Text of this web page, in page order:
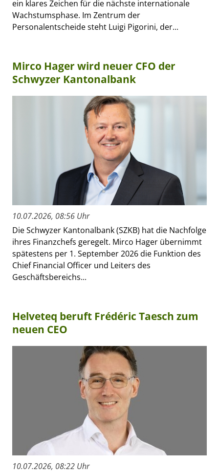
ein klares Zeichen für die nächste internationale
Wachstumsphase. Im Zentrum der
Personalentscheide steht Luigi Pigorini, der...
Mirco Hager wird neuer CFO der
Schwyzer Kantonalbank
10.07.2026, 08:56 Uhr
Die Schwyzer Kantonalbank (SZKB) hat die Nachfolge
ihres Finanzchefs geregelt. Mirco Hager übernimmt
spätestens per 1. September 2026 die Funktion des
Chief Financial Officer und Leiters des
Geschäftsbereichs...
Helveteq beruft Frédéric Taesch zum
neuen CEO
10.07.2026, 08:22 Uhr